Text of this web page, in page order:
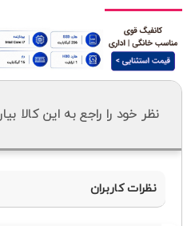
نظر خود را راجع به این کالا
نظرات کاربران